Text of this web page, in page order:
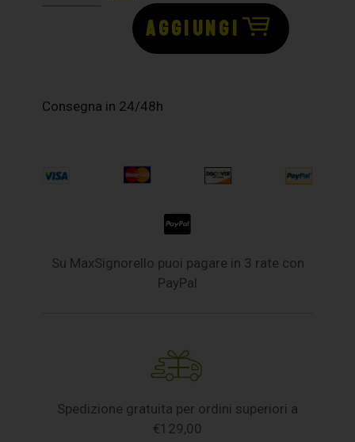
AGGIUNGI
Consegna in 24/48h
Su MaxSignorello puoi pagare in 3 rate con
PayPal
Spedizione gratuita per ordini superiori a
€129,00